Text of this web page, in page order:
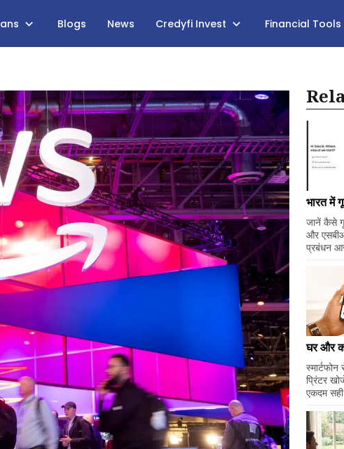
Blogs News Credyfi Invest Financial Tools
भारत में
जानें कैसे
और
प्रबंधन
घर और
प्रिंटर
एकदम